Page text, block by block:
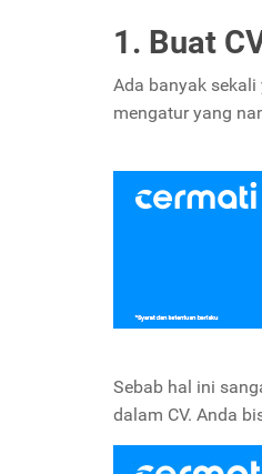
1. Buat
Ada banyak
mengatur yang
Sebab hal ini
dalam CV. Anda